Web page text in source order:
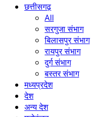
छत्तीसगढ़
All
सरगुजा संभाग
बिलासपुर संभाग
रायपुर संभाग
दुर्ग संभाग
बस्तर संभाग
मध्यप्रदेश
देश
अन्य देश